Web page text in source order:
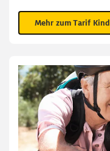
Mehr zum Tarif Kind